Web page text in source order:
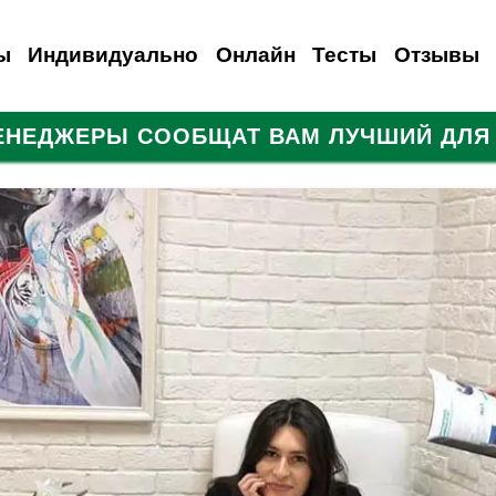
Итальянский Русский Польский
Индивидуально
Испанский Итальянский Турецкий
Онлайн
Французский Итальянский Для иностранцев
Тесты Отзывы
СООБЩАТ ВАМ ЛУЧШИЙ ДЛЯ